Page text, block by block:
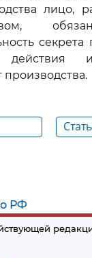
РФ
лицо,
секрета
производства.